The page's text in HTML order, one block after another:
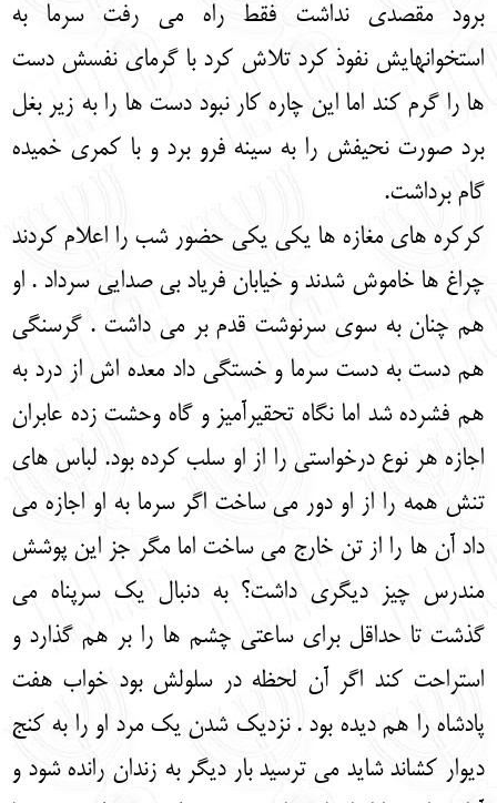
برود مقصدی نداشت فقط راه می رفت سرما به
استخوانهایش نفوذ کرد تلاش کرد با گرمای نفسش دست
ها را گرم کند اما این چاره کار نبود دست ها را به زیر بغل
برد صورت نحیفش را به سینه فرو برد و با کمری خمیده
گام برداشت.
کرکره های مغازه ها یکی یکی حضور شب را اعلام کردند
چراغ ها خاموش شدند و خیابان فریاد بی صدایی سرداد . او
هم چنان به سوی سرنوشت قدم بر می داشت . گرسنگی
هم دست به دست سرما و خستگی داد معده اش از درد به
هم فشرده شد اما نگاه تحقیرآمیز و گاه وحشت زده عابران
اجازه هر نوع درخواستی را از او سلب کرده بود. لباس های
تنش همه را از او دور می ساخت اگر سرما به او اجازه می
داد آن ها را از تن خارج می ساخت اما مگر جز این پوشش
مندرس چیز دیگری داشت؟ به دنبال یک سرپناه می
گذشت تا حداقل برای ساعتی چشم ها را بر هم گذارد و
استراحت کند اگر آن لحظه در سلولش بود خواب هفت
پادشاه را هم دیده بود . نزدیک شدن یک مرد او را به کنج
دیوار کشاند شاید می ترسید بار دیگر به زندان رانده شود و